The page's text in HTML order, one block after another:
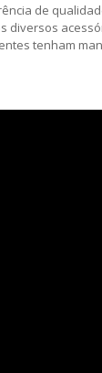
de
diversos
tenham